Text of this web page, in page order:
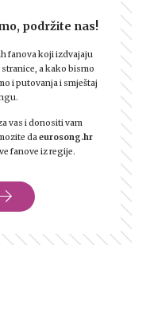
podržite nas!
fanova koji izdvajaju
a kako bismo
i putovanja i smještaj
vas i donositi vam
da eurosong.hr
fanove iz regije.